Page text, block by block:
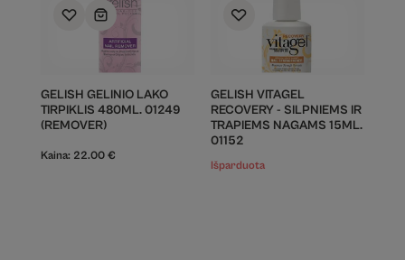
GELISH GELINIO LAKO
TIRPIKLIS 480ML. 01249
(REMOVER)
Kaina: 22.00 €
GELISH VITAGEL
RECOVERY - SILPNIEMS IR
TRAPIEMS NAGAMS 15ML.
01152
Išparduota